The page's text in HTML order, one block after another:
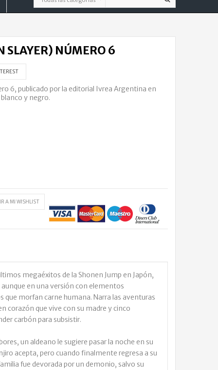
SLAYER) NÚMERO 6
6, publicado por la editorial Ivrea Argentina en
y negro.
A MI WISHLIST
megaéxitos de la Shonen Jump en Japón,
aunque en una versión con elementos
morfan carne humana. Narra las aventuras
corazón que vive con su madre y cinco
carbón para subsistir.
un aldeano le sugiere pasar la noche en su
acepta, pero cuando finalmente regresa a su
fue devorada por un demonio, salvo su